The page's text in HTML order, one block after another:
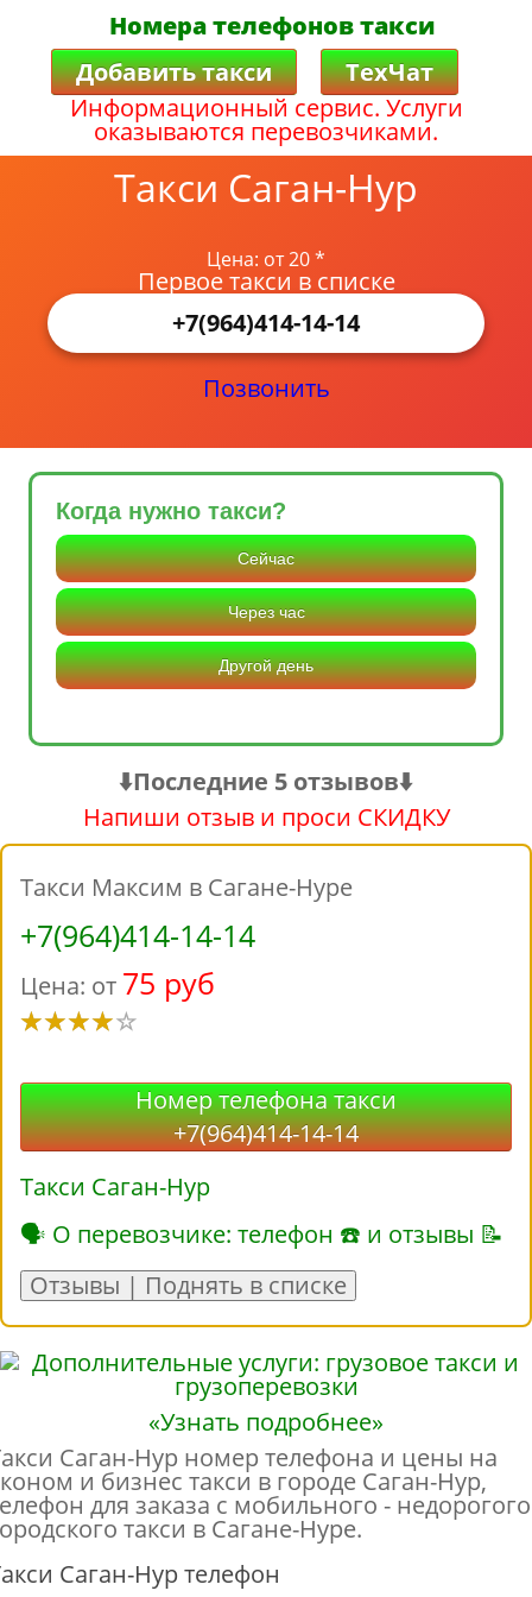
Номера телефонов такси
Добавить такси
ТехЧат
Информационный сервис. Услуги
оказываются перевозчиками.
Такси Саган-Нур
Цена: от 20 *
Первое такси в списке
+7(964)414-14-14
Позвонить
Когда нужно такси?
Сейчас
Через час
Другой день
⬇️Последние 5 отзывов⬇️
Напиши отзыв и проси СКИДКУ
Такси Максим в Сагане-Нуре
+7(964)414-14-14
Цена: от 75 руб
Номер телефона такси
+7(964)414-14-14
Такси Саган-Нур
🗣 О перевозчике: телефон ☎ и отзывы 📝
Отзывы | Поднять в списке
«Узнать подробнее»
Саган-Нур номер телефона и цены на
и бизнес такси в городе Саган-Нур,
для заказа с мобильного - недорогого
такси в Сагане-Нуре.
Саган-Нур телефон